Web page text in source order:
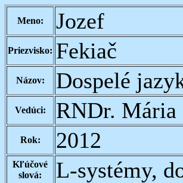
Meno: Jozef
Priezvisko: Fekiač
Názov: Dospelé
Vedúci: RNDr. Mária
Rok: 2012
Kľúčové
slová:
L-systémy,